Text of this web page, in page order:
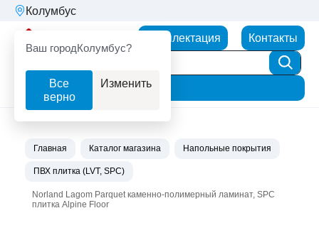
Колумбус
Ваш городКолумбус?
Все
верно
Изменить
Комплектация Контакты
Фильтр
Главная Каталог магазина Напольные покрытия
ПВХ плитка (LVT, SPC)
Norland Lagom Parquet каменно-полимерный ламинат, SPC
плитка Alpine Floor